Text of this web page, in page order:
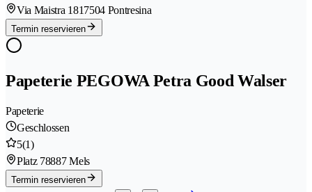
Via Maistra 1817504 Pontresina
Termin reservieren
Papeterie PEGOWA Petra Good Walser
Papeterie
Geschlossen
5(1)
Platz 78887 Mels
Termin reservieren